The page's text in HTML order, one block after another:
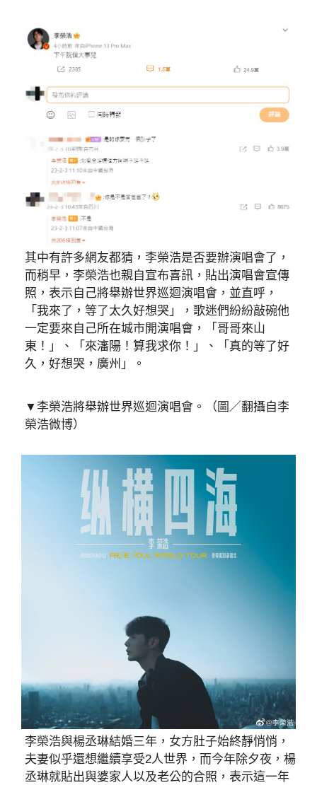
其中有許多網友都猜，李榮浩是否要辦演唱會了，
而稍早，李榮浩也親自宣布喜訊，貼出演唱會宣傳
照，表示自己將舉辦世界巡迴演唱會，並直呼，
「我來了，等了太久好想哭」，歌迷們紛紛敲碗他
一定要來自己所在城市開演唱會，「哥哥來山
東！」、「來瀋陽！算我求你！」、「真的等了好
久，好想哭，廣州」。
▼李榮浩將舉辦世界巡迴演唱會。（圖／翻攝自李
榮浩微博）
李榮浩與楊丞琳結婚三年，女方肚子始終靜悄悄，
夫妻似乎還想繼續享受2人世界，而今年除夕夜，楊
丞琳就貼出與婆家人以及老公的合照，表示這一年